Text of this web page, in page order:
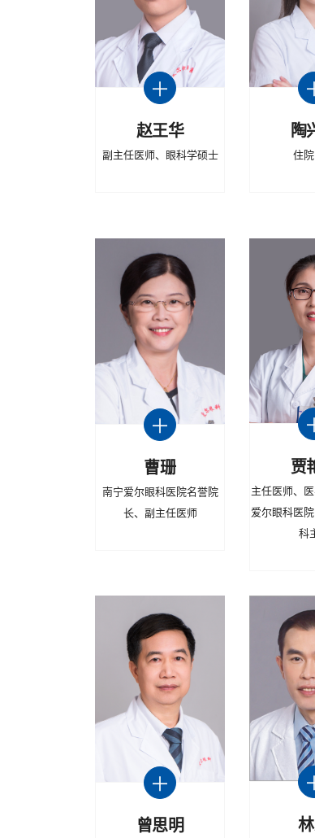
赵王华
副主任医师、眼科学硕士
陶
住
曹珊
南宁爱尔眼科医院名誉院
长、副主任医师
贾
主任医师、
爱尔眼科医
科
曾思明